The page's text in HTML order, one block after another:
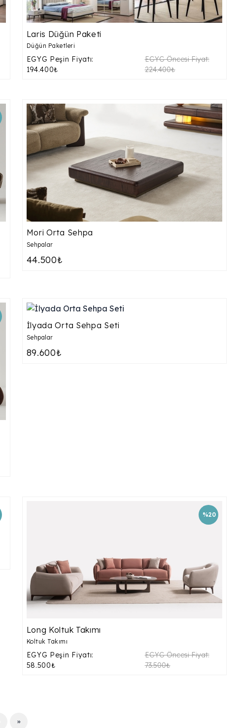
Laris Düğün Paketi
Düğün Paketleri
EGYG Peşin Fiyatı:
194.400₺
EGYG Öncesi Fiyat:
224.400₺
Mori Orta Sehpa
Sehpalar
44.500₺
İlyada Orta Sehpa Seti
Sehpalar
89.600₺
Long Koltuk Takımı
Koltuk Takımı
EGYG Peşin Fiyatı:
58.500₺
EGYG Öncesi Fiyat:
73.500₺
%20
››